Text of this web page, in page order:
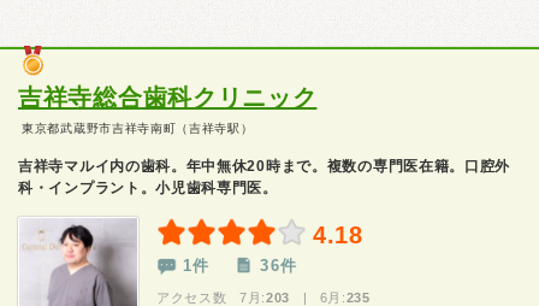
吉祥寺総合歯科クリニック
東京都武蔵野市吉祥寺南町（吉祥寺駅）
吉祥寺マルイ内の歯科。年中無休20時まで。複数の専門医在籍。口腔外
科・インプラント。小児歯科専門医。
4.18
1件 36件
アクセス数 7月:203 | 6月:235